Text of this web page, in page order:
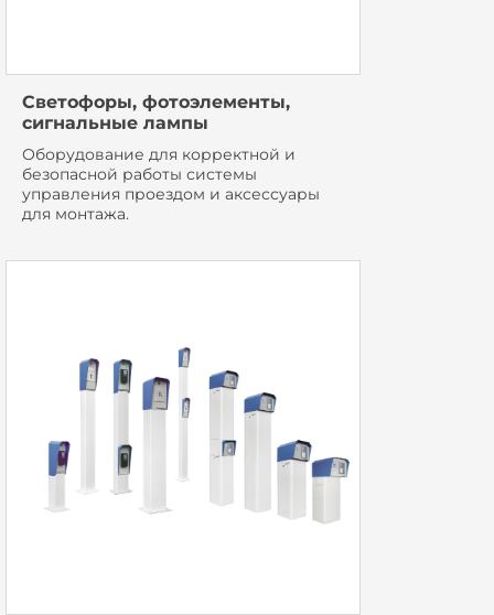
Светофоры, фотоэлементы,
сигнальные лампы
Оборудование для корректной и
безопасной работы системы
управления проездом и аксессуары
для монтажа.